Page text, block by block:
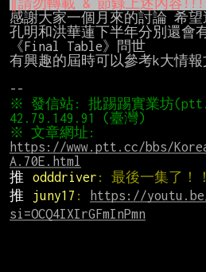
║請勿轉載 & 節錄上述內容!!!║
感謝大家一個月來的討論 希
孔明和洪華蓮下半年分別還會
《Final Table》問世
有興趣的屆時可以參考k大情報
※ 發信站: 批踢踢實業坊
https://www.ptt.cc/bbs/
A.70E.html
推
odddriver : 最後一集了！
推
juny17 :
https://
si=OCQ4IXIrGFmInPmn